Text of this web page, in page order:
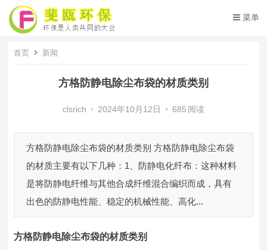
菜单
首页 新闻
方格防静电除尘布袋的材质类别
clsrich • 2024年10月12日 • 685 阅读
方格防静电除尘布袋的材质类别 方格防静电除尘布袋
的材质主要有以下几种：1、防静电化纤布：这种材料
是将防静电纤维与其他合成纤维混合编织而成，具有
出色的防静电性能、稳定的机械性能、高化...
方格防静电除尘布袋的材质类别